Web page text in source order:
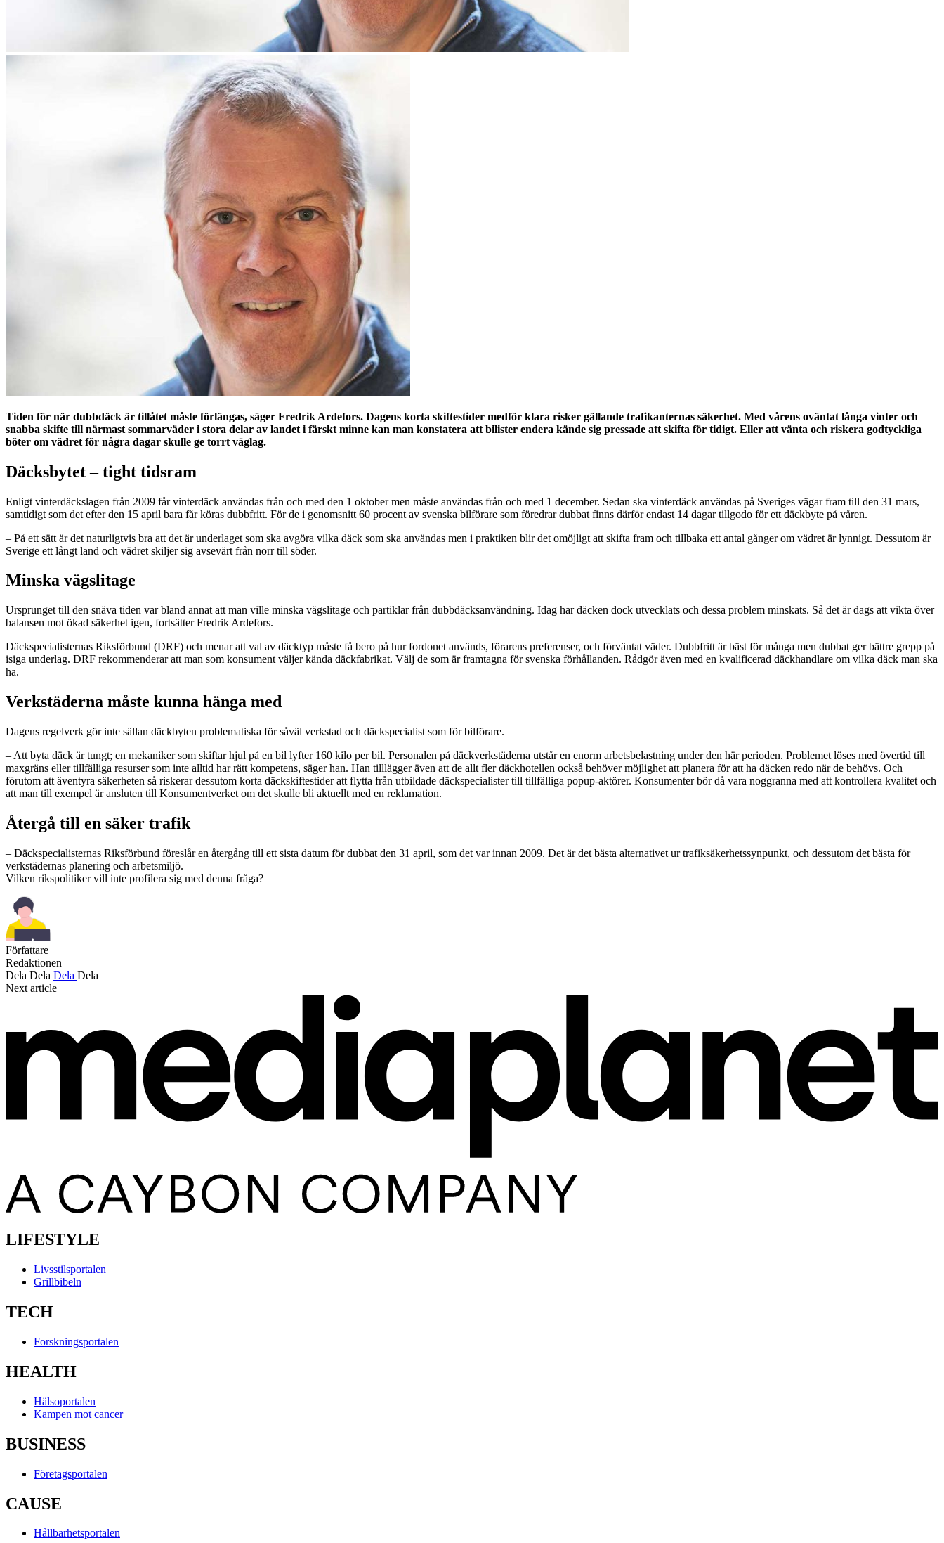
Tiden för när dubbdäck är tillåtet måste förlängas, säger Fredrik Ardefors. Dagens korta skiftestider medför klara risker gällande trafikanternas säkerhet. Med vårens oväntat långa vinter och
snabba skifte till närmast sommarväder i stora delar av landet i färskt minne kan man konstatera att bilister endera kände sig pressade att skifta för tidigt. Eller att vänta och riskera godtyckliga
böter om vädret för några dagar skulle ge torrt väglag.
Däcksbytet – tight tidsram
Enligt vinterdäckslagen från 2009 får vinterdäck användas från och med den 1 oktober men måste användas från och med 1 december. Sedan ska vinterdäck användas på Sveriges vägar fram till den 31 mars,
samtidigt som det efter den 15 april bara får köras dubbfritt. För de i genomsnitt 60 procent av svenska bilförare som föredrar dubbat finns därför endast 14 dagar tillgodo för ett däckbyte på våren.
– På ett sätt är det naturligtvis bra att det är underlaget som ska avgöra vilka däck som ska användas men i praktiken blir det omöjligt att skifta fram och tillbaka ett antal gånger om vädret är lynnigt. Dessutom är
Sverige ett långt land och vädret skiljer sig avsevärt från norr till söder.
Minska vägslitage
Ursprunget till den snäva tiden var bland annat att man ville minska vägslitage och partiklar från dubbdäcksanvändning. Idag har däcken dock utvecklats och dessa problem minskats. Så det är dags att vikta över
balansen mot ökad säkerhet igen, fortsätter Fredrik Ardefors.
Däckspecialisternas Riksförbund (DRF) och menar att val av däcktyp måste få bero på hur fordonet används, förarens preferenser, och förväntat väder. Dubbfritt är bäst för många men dubbat ger bättre grepp på
isiga underlag. DRF rekommenderar att man som konsument väljer kända däckfabrikat. Välj de som är framtagna för svenska förhållanden. Rådgör även med en kvalificerad däckhandlare om vilka däck man ska
ha.
Verkstäderna måste kunna hänga med
Dagens regelverk gör inte sällan däckbyten problematiska för såväl verkstad och däckspecialist som för bilförare.
– Att byta däck är tungt; en mekaniker som skiftar hjul på en bil lyfter 160 kilo per bil. Personalen på däckverkstäderna utstår en enorm arbetsbelastning under den här perioden. Problemet löses med övertid till
maxgräns eller tillfälliga resurser som inte alltid har rätt kompetens, säger han. Han tilllägger även att de allt fler däckhotellen också behöver möjlighet att planera för att ha däcken redo när de behövs. Och
förutom att äventyra säkerheten så riskerar dessutom korta däckskiftestider att flytta från utbildade däckspecialister till tillfälliga popup-aktörer. Konsumenter bör då vara noggranna med att kontrollera kvalitet och
att man till exempel är ansluten till Konsumentverket om det skulle bli aktuellt med en reklamation.
Återgå till en säker trafik
– Däckspecialisternas Riksförbund föreslår en återgång till ett sista datum för dubbat den 31 april, som det var innan 2009. Det är det bästa alternativet ur trafiksäkerhetssynpunkt, och dessutom det bästa för
verkstädernas planering och arbetsmiljö.
Vilken rikspolitiker vill inte profilera sig med denna fråga?
Författare
Redaktionen
Dela Dela Dela Dela
Next article
LIFESTYLE
Livsstilsportalen
Grillbibeln
TECH
Forskningsportalen
HEALTH
Hälsoportalen
Kampen mot cancer
BUSINESS
Företagsportalen
CAUSE
Hållbarhetsportalen